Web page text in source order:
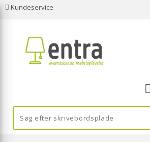
Kundeservice